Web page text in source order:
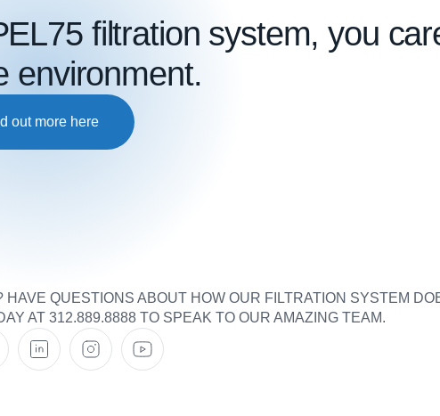
filtration system, you
environment.
out more here
QUESTIONS ABOUT HOW OUR FILTRATION SYSTEM
AT 312.889.8888 TO SPEAK TO OUR AMAZING TEAM.